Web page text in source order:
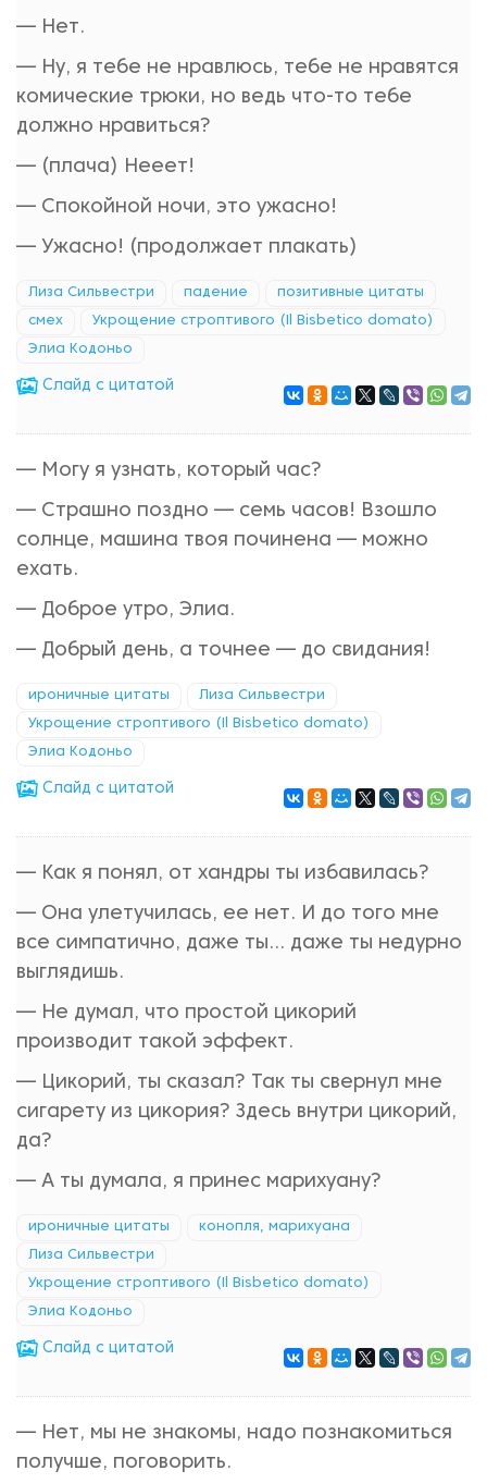
— Нет.
— Ну, я тебе не нравлюсь, тебе не нравятся
комические трюки, но ведь что-то тебе
должно нравиться?
— (плача) Нееет!
— Спокойной ночи, это ужасно!
— Ужасно! (продолжает плакать)
Лиза Сильвестри падение позитивные цитаты
смех Укрощение строптивого (Il Bisbetico domato)
Элиа Кодоньо
Cлайд с цитатой
— Могу я узнать, который час?
— Страшно поздно — семь часов! Взошло
солнце, машина твоя починена — можно
ехать.
— Доброе утро, Элиа.
— Добрый день, а точнее — до свидания!
ироничные цитаты Лиза Сильвестри
Укрощение строптивого (Il Bisbetico domato)
Элиа Кодоньо
Cлайд с цитатой
— Как я понял, от хандры ты избавилась?
— Она улетучилась, ее нет. И до того мне
все симпатично, даже ты... даже ты недурно
выглядишь.
— Не думал, что простой цикорий
производит такой эффект.
— Цикорий, ты сказал? Так ты свернул мне
сигарету из цикория? Здесь внутри цикорий,
да?
— А ты думала, я принес марихуану?
ироничные цитаты конопля, марихуана
Лиза Сильвестри
Укрощение строптивого (Il Bisbetico domato)
Элиа Кодоньо
Cлайд с цитатой
— Нет, мы не знакомы, надо познакомиться
получше, поговорить.